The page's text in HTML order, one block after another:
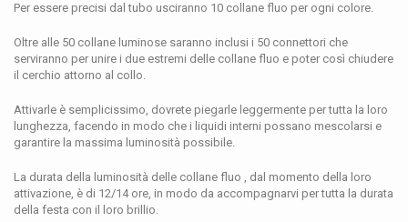
Per essere precisi dal tubo usciranno 10 collane fluo per ogni colore.
Oltre alle 50 collane luminose saranno inclusi i 50 connettori che
serviranno per unire i due estremi delle collane fluo e poter così chiudere
il cerchio attorno al collo.
Attivarle è semplicissimo, dovrete piegarle leggermente per tutta la loro
lunghezza, facendo in modo che i liquidi interni possano mescolarsi e
garantire la massima luminosità possibile.
La durata della luminosità delle collane fluo , dal momento della loro
attivazione, è di 12/14 ore, in modo da accompagnarvi per tutta la durata
della festa con il loro brillio.